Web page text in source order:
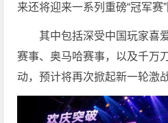
来还将迎来一系列重磅“冠军赛”
其中包括深受中国玩家喜
赛事、奥马哈赛事，以及千万
动，预计将再次掀起新一轮激